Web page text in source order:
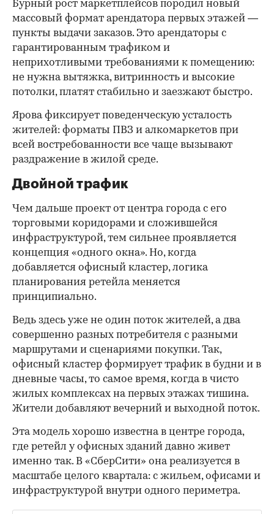
Бурный рост маркетплейсов породил новый
массовый формат арендатора первых этажей —
пункты выдачи заказов. Это арендаторы с
гарантированным трафиком и
неприхотливыми требованиями к помещению:
не нужна вытяжка, витринность и высокие
потолки, платят стабильно и заезжают быстро.
Ярова фиксирует поведенческую усталость
жителей: форматы ПВЗ и алкомаркетов при
всей востребованности все чаще вызывают
раздражение в жилой среде.
Двойной трафик
Чем дальше проект от центра города с его
торговыми коридорами и сложившейся
инфраструктурой, тем сильнее проявляется
концепция «одного окна». Но, когда
добавляется офисный кластер, логика
планирования ретейла меняется
принципиально.
Ведь здесь уже не один поток жителей, а два
совершенно разных потребителя с разными
маршрутами и сценариями покупки. Так,
офисный кластер формирует трафик в будни и в
дневные часы, то самое время, когда в чисто
жилых комплексах на первых этажах тишина.
Жители добавляют вечерний и выходной поток.
Эта модель хорошо известна в центре города,
где ретейл у офисных зданий давно живет
именно так. В «СберСити» она реализуется в
масштабе целого квартала: с жильем, офисами и
инфраструктурой внутри одного периметра.